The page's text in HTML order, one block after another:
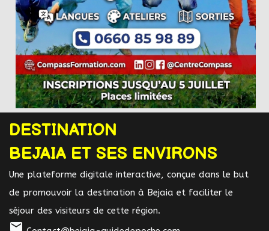
DESTINATION
BEJAIA ET SES ENVIRONS
Une plateforme digitale interactive, conçue dans le but
de promouvoir la destination à Bejaia et faciliter le
séjour des visiteurs de cette région.
mail